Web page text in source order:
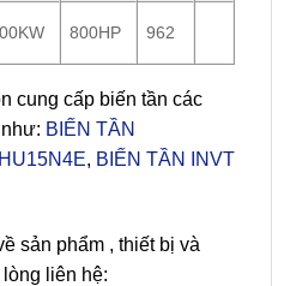
800HP 962
cung cấp biến tần các
BIẾN TẦN
, BIẾN TẦN INVT
sản phẩm , thiết bị và
liên hệ: